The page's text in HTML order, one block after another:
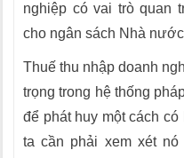
nghiệp có vai trò quan
cho ngân sách Nhà
Thuế thu nhập doanh
trọng trong hệ thống
để phát huy một cách
ta cần phải xem xét